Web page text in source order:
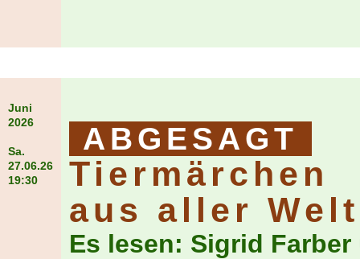
Juni
2026
Sa.
27.06.26
19:30
ABGESAGT
Tiermärchen
aus aller Welt
Es lesen: Sigrid Farber